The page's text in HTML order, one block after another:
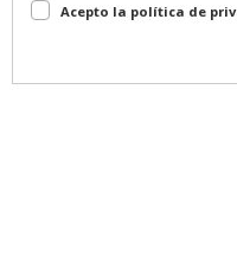
Acepto la política de